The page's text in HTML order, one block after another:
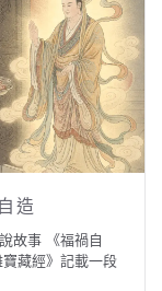
造
故事 《福禍自
藏經》記載一段